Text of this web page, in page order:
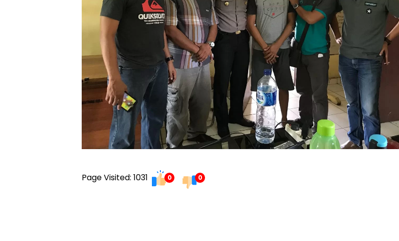
Page Visited: 1031 0 0